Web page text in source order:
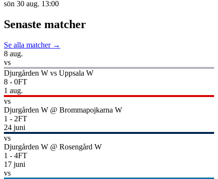
sön 30 aug. 13:00
Senaste matcher
Se alla matcher →
8 aug.
vs
Djurgården W vs Uppsala W
8 - 0FT
1 aug.
vs
Djurgården W @ Brommapojkarna W
1 - 2FT
24 juni
vs
Djurgården W @ Rosengård W
1 - 4FT
17 juni
vs